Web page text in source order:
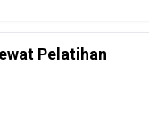
Pelatihan